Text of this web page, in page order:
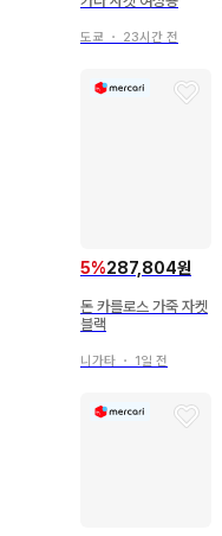
도쿄 ・ 23시간 전
5%287,804원
돈 카를로스 가죽 자켓
블랙
니가타 ・ 1일 전